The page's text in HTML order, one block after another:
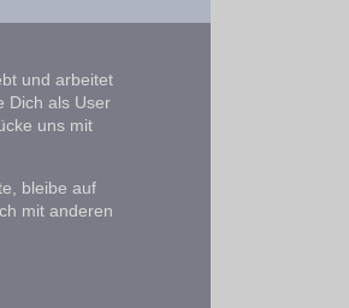
und arbeitet
Dich als User
uns mit
bleibe auf
mit anderen